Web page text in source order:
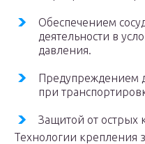
Обеспечением
деятельности в
давления.
Предупреждением
при
Защитой от острых
Технологии крепления